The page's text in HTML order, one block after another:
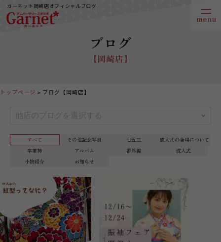
ガーネット岡崎店オフィシャルブログ
ブログ
【岡崎店】
すべて その他記念写真 七五三
成人式の会場について
卒業袴
アルバム 番外編
成人式
小物紹介
お知らせ
トップページ ブログ【岡崎店】